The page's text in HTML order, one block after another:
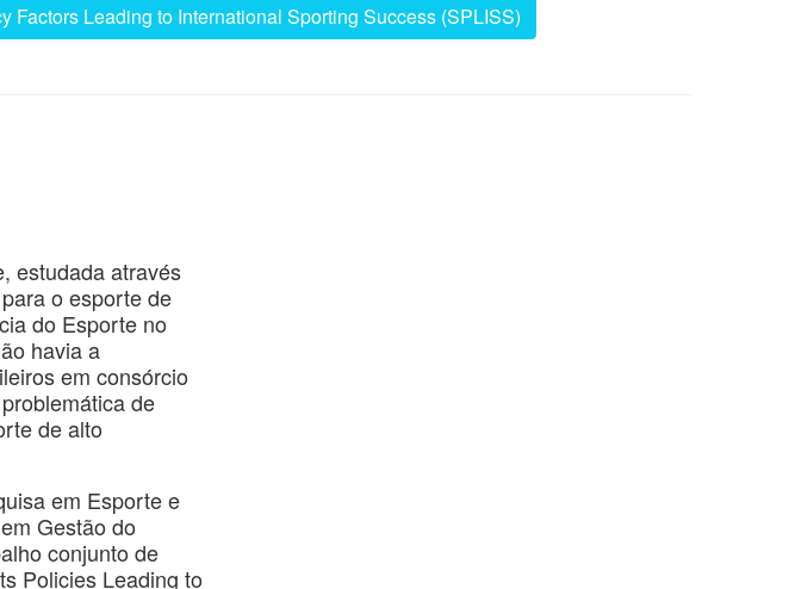
Factors Leading to International Sporting Success (SPLISS)
estudada através
o esporte de
do Esporte no
havia a
em consórcio
de
de alto
em Esporte e
Gestão do
conjunto de
Policies Leading to